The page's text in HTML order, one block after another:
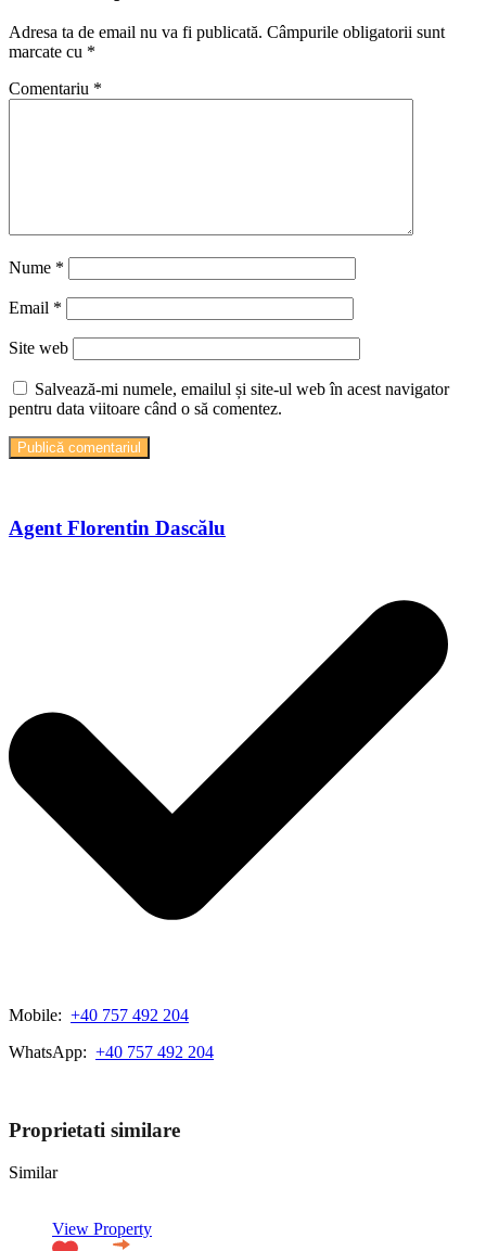
Adresa ta de email nu va fi publicată. Câmpurile obligatorii sunt
marcate cu *
Comentariu *
Nume *
Email *
Site web
Salvează-mi numele, emailul și site-ul web în acest navigator
pentru data viitoare când o să comentez.
Agent Florentin Dascălu
Mobile: +40 757 492 204
WhatsApp: +40 757 492 204
Proprietati similare
Similar
View Property